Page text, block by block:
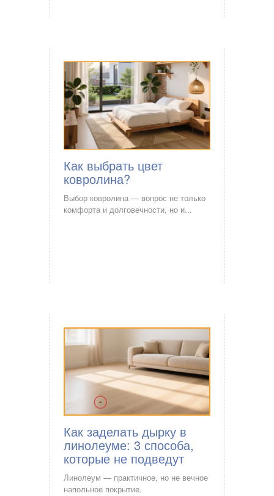
Как выбрать цвет
ковролина?
Выбор ковролина — вопрос не только
комфорта и долговечности, но и...
Как заделать дырку в
линолеуме: 3 способа,
которые не подведут
Линолеум — практичное, но не вечное
напольное покрытие.